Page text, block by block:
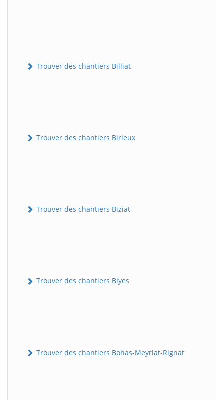
Trouver des chantiers Billiat
Trouver des chantiers Birieux
Trouver des chantiers Biziat
Trouver des chantiers Blyes
Trouver des chantiers Bohas-Meyriat-Rignat